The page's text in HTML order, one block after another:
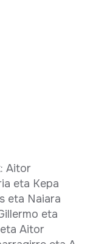
Aitor
eta Kepa
eta Naiara
eta
Aitor